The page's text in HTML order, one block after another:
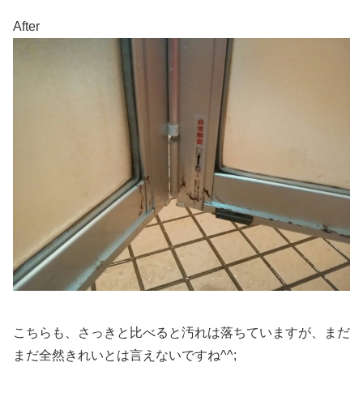
After
こちらも、さっきと比べると汚れは落ちていますが、まだ
まだ全然きれいとは言えないですね^^;